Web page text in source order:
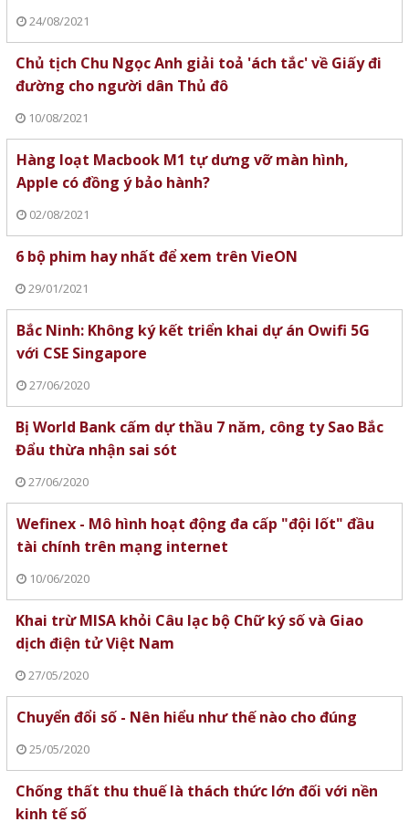
24/08/2021
Chủ tịch Chu Ngọc Anh giải toả 'ách tắc' về Giấy đi
đường cho người dân Thủ đô
10/08/2021
Hàng loạt Macbook M1 tự dưng vỡ màn hình,
Apple có đồng ý bảo hành?
02/08/2021
6 bộ phim hay nhất để xem trên VieON
29/01/2021
Bắc Ninh: Không ký kết triển khai dự án Owifi 5G
với CSE Singapore
27/06/2020
Bị World Bank cấm dự thầu 7 năm, công ty Sao Bắc
Đẩu thừa nhận sai sót
27/06/2020
Wefinex - Mô hình hoạt động đa cấp "đội lốt" đầu
tài chính trên mạng internet
10/06/2020
Khai trừ MISA khỏi Câu lạc bộ Chữ ký số và Giao
dịch điện tử Việt Nam
27/05/2020
Chuyển đổi số - Nên hiểu như thế nào cho đúng
25/05/2020
Chống thất thu thuế là thách thức lớn đối với nền
kinh tế số